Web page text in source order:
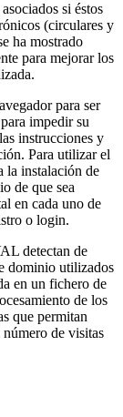
si éstos
(circulares y
ha mostrado
para mejorar los
para ser
impedir su
instrucciones y
Para utilizar el
la instalación de
de que sea
en cada uno de
o login.
detectan de
dominio utilizados
en un fichero de
de los
que permitan
de visitas